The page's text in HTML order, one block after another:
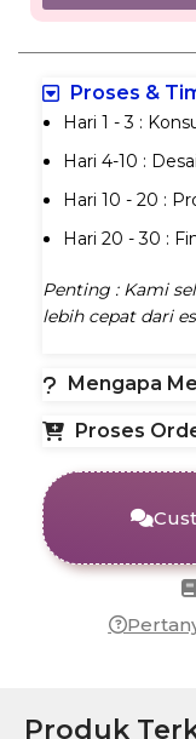
Proses &
Hari 1 - 3 :
Hari 4-10 :
Hari 10 - 20 :
Hari 20 - 30 :
Penting : Kami
lebih cepat dari
Mengapa
Proses
Produk